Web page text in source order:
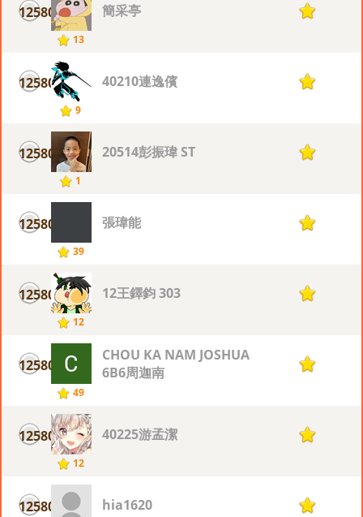
12580
13
簡采亭 1
12580
9
40210連逸儐 1
12580
1
20514彭振瑋 ST 1
12580
39
張瑋能 1
12580
12
12王鐸鈞 303 1
12580
49
CHOU KA NAM JOSHUA
6B6周迦南
1
12580
12
40225游孟潔 1
12580 hia1620 1